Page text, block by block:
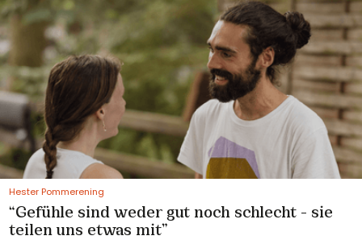
Hester Pommerening
“Gefühle sind weder gut noch schlecht - sie
teilen uns etwas mit”